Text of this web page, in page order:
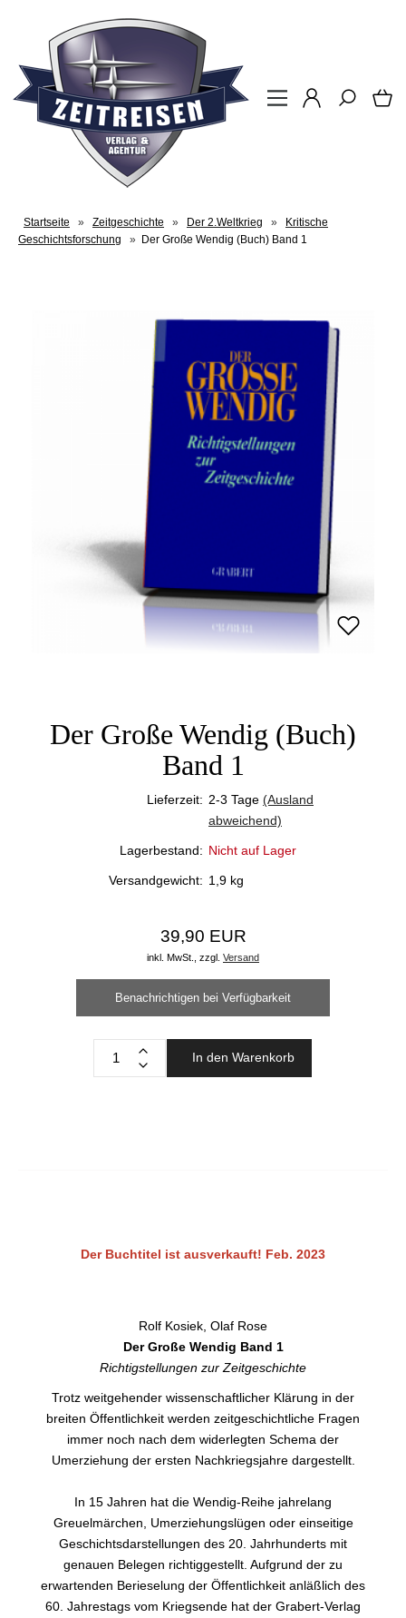
Startseite » Zeitgeschichte » Der 2.Weltkrieg »
Kritische
Geschichtsforschung
» Der Große Wendig (Buch) Band 1
Der Große Wendig (Buch)
Band 1
Lieferzeit: 2-3 Tage (Ausland
abweichend)
Lagerbestand: Nicht auf Lager
Versandgewicht: 1,9 kg
39,90 EUR
inkl. MwSt., zzgl. Versand
Benachrichtigen bei Verfügbarkeit
In den Warenkorb
Der Buchtitel ist ausverkauft! Feb. 2023
Rolf Kosiek, Olaf Rose
Der Große Wendig Band 1
Richtigstellungen zur Zeitgeschichte
Trotz weitgehender wissenschaftlicher Klärung in der
breiten Öffentlichkeit werden zeitgeschichtliche Fragen
immer noch nach dem widerlegten Schema der
Umerziehung der ersten Nachkriegsjahre dargestellt.
In 15 Jahren hat die Wendig-Reihe jahrelang
Greuelmärchen, Umerziehungslügen oder einseitige
Geschichtsdarstellungen des 20. Jahrhunderts mit
genauen Belegen richtiggestellt. Aufgrund der zu
erwartenden Berieselung der Öffentlichkeit anläßlich des
60. Jahrestags vom Kriegsende hat der Grabert-Verlag